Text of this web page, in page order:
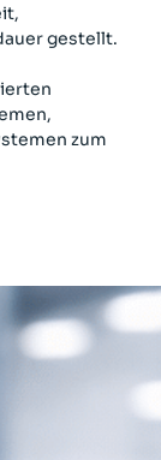
gestellt.
zum